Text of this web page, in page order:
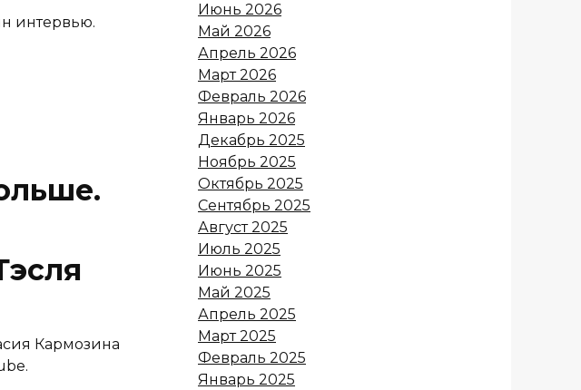
интервью.
Кармозина
Июнь 2026
Май 2026
Апрель 2026
Март 2026
Февраль 2026
Январь 2026
Декабрь 2025
Ноябрь 2025
Октябрь 2025
Сентябрь 2025
Август 2025
Июль 2025
Июнь 2025
Май 2025
Апрель 2025
Март 2025
Февраль 2025
Январь 2025